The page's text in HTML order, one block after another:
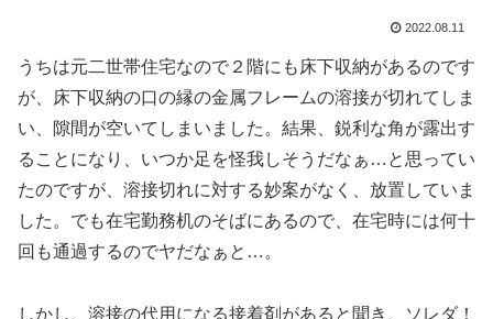
2022.08.11
うちは元二世帯住宅なので２階にも床下収納があるのです
が、床下収納の口の縁の金属フレームの溶接が切れてしま
い、隙間が空いてしまいました。結果、鋭利な角が露出す
ることになり、いつか足を怪我しそうだなぁ…と思ってい
たのですが、溶接切れに対する妙案がなく、放置していま
した。でも在宅勤務机のそばにあるので、在宅時には何十
回も通過するのでヤだなぁと…。
しかし、溶接の代用になる接着剤があると聞き、ソレダ！